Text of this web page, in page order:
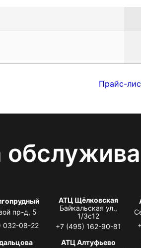
Прайс-
пр-д, 5
032-08-22
АТЦ Щёлковская
Байкальская ул.,
1/3с12
+7 (495) 162-90-81
АТЦ Алтуфьево